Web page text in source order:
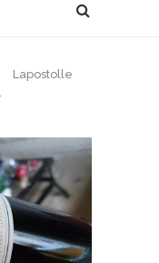
Lapostolle